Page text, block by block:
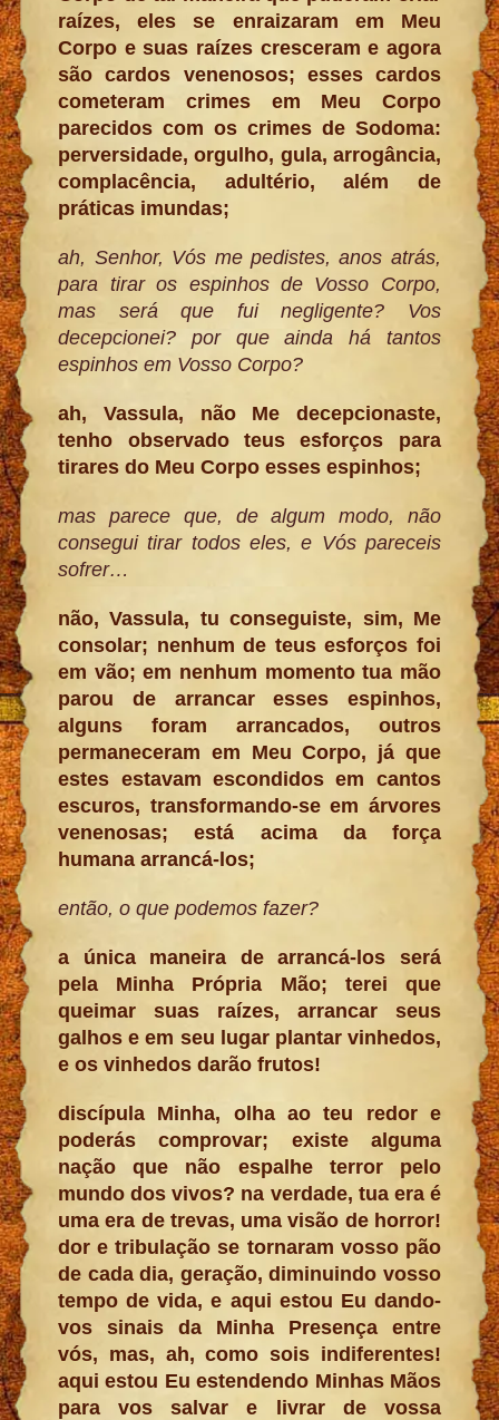
raízes, eles se enraizaram em Meu
Corpo e suas raízes cresceram e agora
são cardos venenosos; esses cardos
cometeram crimes em Meu Corpo
parecidos com os crimes de Sodoma:
perversidade, orgulho, gula, arrogância,
complacência, adultério, além de
práticas imundas;
ah, Senhor, Vós me pedistes, anos atrás,
para tirar os espinhos de Vosso Corpo,
mas será que fui negligente? Vos
decepcionei? por que ainda há tantos
espinhos em Vosso Corpo?
ah, Vassula, não Me decepcionaste,
tenho observado teus esforços para
tirares do Meu Corpo esses espinhos;
mas parece que, de algum modo, não
consegui tirar todos eles, e Vós pareceis
sofrer…
não, Vassula, tu conseguiste, sim, Me
consolar; nenhum de teus esforços foi
em vão; em nenhum momento tua mão
parou de arrancar esses espinhos,
alguns foram arrancados, outros
permaneceram em Meu Corpo, já que
estes estavam escondidos em cantos
escuros, transformando-se em árvores
venenosas; está acima da força
humana arrancá-los;
então, o que podemos fazer?
a única maneira de arrancá-los será
pela Minha Própria Mão; terei que
queimar suas raízes, arrancar seus
galhos e em seu lugar plantar vinhedos,
e os vinhedos darão frutos!
discípula Minha, olha ao teu redor e
poderás comprovar; existe alguma
nação que não espalhe terror pelo
mundo dos vivos? na verdade, tua era é
uma era de trevas, uma visão de horror!
dor e tribulação se tornaram vosso pão
de cada dia, geração, diminuindo vosso
tempo de vida, e aqui estou Eu dando-
vos sinais da Minha Presença entre
vós, mas, ah, como sois indiferentes!
aqui estou Eu estendendo Minhas Mãos
para vos salvar e livrar de vossa